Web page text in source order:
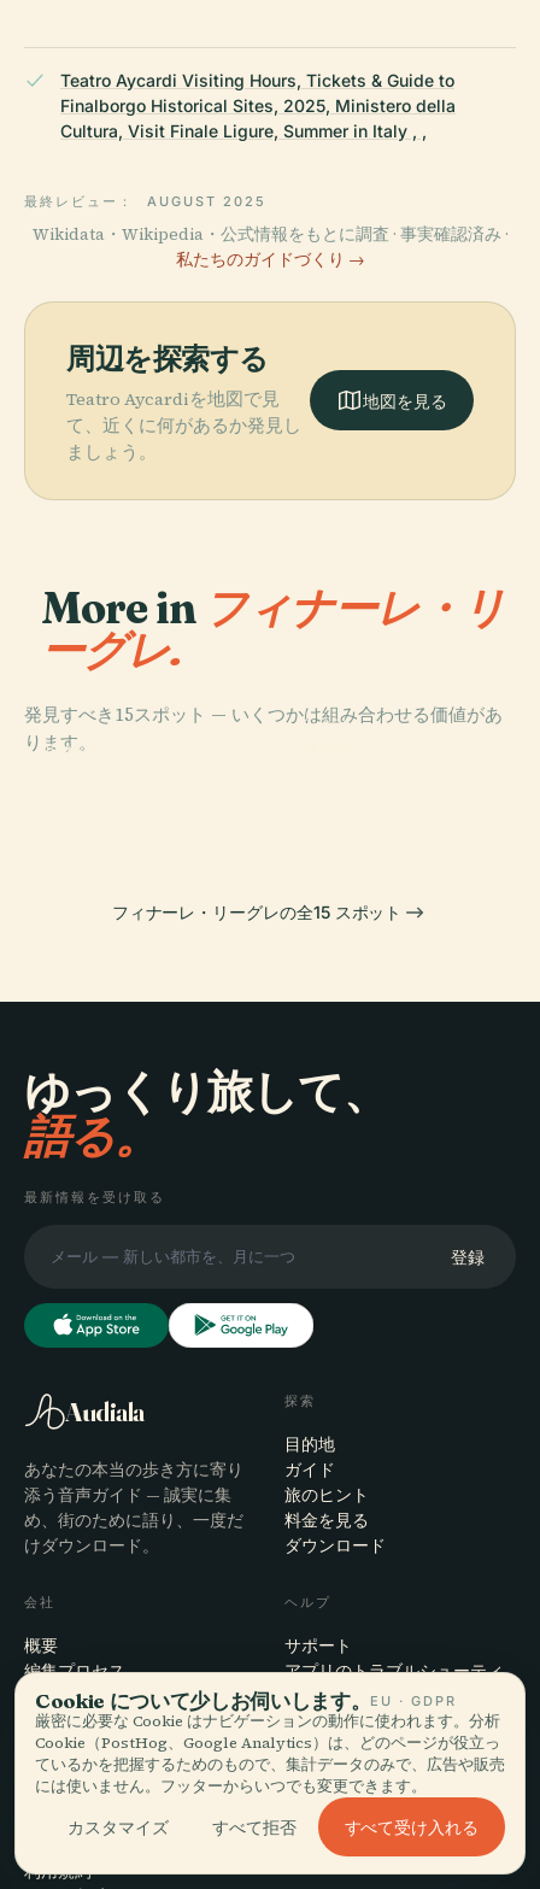
Teatro Aycardi Visiting Hours, Tickets & Guide to
Finalborgo Historical Sites, 2025, Ministero della
Cultura, Visit Finale Ligure, Summer in Italy , ,
最終レビュー： AUGUST 2025
Wikidata・Wikipedia・公式情報をもとに調査 · 事実確認済み ·
私たちのガイドづくり →
周辺を探索する
Teatro Aycardiを地図で見
て、近くに何があるか発見し
ましょう。
地図を見る
More in フィナーレ・リ
ーグレ.
発見すべき15スポット — いくつかは組み合わせる価値があ
ります。
PLACE
PLACE
PLACE
フィナーレ・リーグレの全15 スポット
ゆっくり旅して、
語る。
最新情報を受け取る
登録
Audiala
あなたの本当の歩き方に寄り
添う音声ガイド — 誠実に集
め、街のために語り、一度だ
けダウンロード。
探索
目的地
ガイド
旅のヒント
料金を見る
ダウンロード
会社
概要
編集プロセス
ミッション
ヘルプ
サポート
アプリのトラブルシューティ
ング
お問い合わせ
パートナーになる
利用規約
Cookie について少しお伺いします。 EU · GDPR
厳密に必要な Cookie はナビゲーションの動作に使われます。分析
Cookie（PostHog、Google Analytics）は、どのページが役立っ
ているかを把握するためのもので、集計データのみで、広告や販売
には使いません。フッターからいつでも変更できます。
カスタマイズ すべて拒否 すべて受け入れる